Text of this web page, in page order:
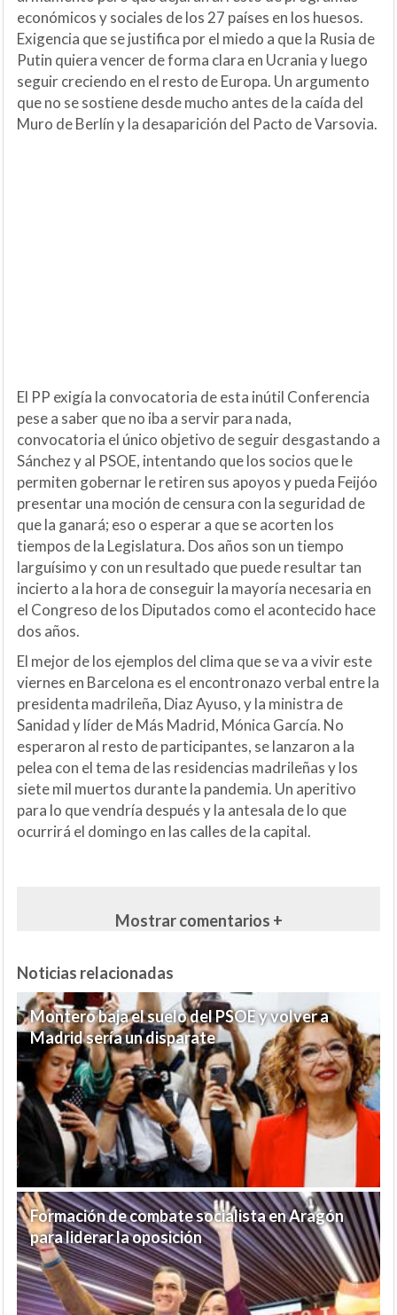
económicos y sociales de los 27 países en los huesos.
Exigencia que se justifica por el miedo a que la Rusia de
Putin quiera vencer de forma clara en Ucrania y luego
seguir creciendo en el resto de Europa. Un argumento
que no se sostiene desde mucho antes de la caída del
Muro de Berlín y la desaparición del Pacto de Varsovia.
El PP exigía la convocatoria de esta inútil Conferencia
pese a saber que no iba a servir para nada,
convocatoria el único objetivo de seguir desgastando a
Sánchez y al PSOE, intentando que los socios que le
permiten gobernar le retiren sus apoyos y pueda Feijóo
presentar una moción de censura con la seguridad de
que la ganará; eso o esperar a que se acorten los
tiempos de la Legislatura. Dos años son un tiempo
larguísimo y con un resultado que puede resultar tan
incierto a la hora de conseguir la mayoría necesaria en
el Congreso de los Diputados como el acontecido hace
dos años.
El mejor de los ejemplos del clima que se va a vivir este
viernes en Barcelona es el encontronazo verbal entre la
presidenta madrileña, Diaz Ayuso, y la ministra de
Sanidad y líder de Más Madrid, Mónica García. No
esperaron al resto de participantes, se lanzaron a la
pelea con el tema de las residencias madrileñas y los
siete mil muertos durante la pandemia. Un aperitivo
para lo que vendría después y la antesala de lo que
ocurrirá el domingo en las calles de la capital.
Mostrar comentarios +
Noticias relacionadas
Montero baja el suelo del PSOE y volver a
Madrid sería un disparate
Formación de combate socialista en Aragón
para liderar la oposición